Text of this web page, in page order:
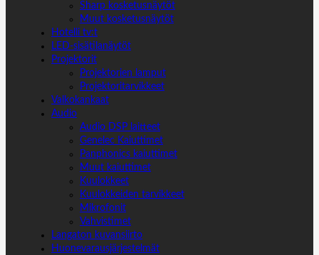
Sharp kosketusnäytöt
Muut kosketusnäytöt
Hotelli tv:t
LED-sisätilanäytöt
Projektorit
Projektorien lamput
Projektoritarvikkeet
Valkokankaat
Audio
Audio DSP laitteet
Genelec Kaiuttimet
Panphonics kaiuttimet
Muut kaiuttimet
Kuulokkeet
Kuulokkeiden tarvikkeet
Mikrofonit
Vahvistimet
Langaton kuvansiirto
Huonevarausjärjestelmät